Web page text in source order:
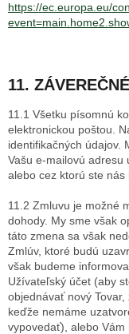
https://ec.europa.eu/
11.
11.1 Všetku písomnú
elektronickou poštou.
identifikačných údajov.
Vašu e-mailovú adresu
alebo cez ktorú ste nás
11.2 Zmluvu je možné
dohody. My sme však
táto zmena sa však
Zmlúv, ktoré budú
však budeme
Užívateľský účet (aby
objednávať nový Tovar,
keďže nemáme
vypovedať), alebo